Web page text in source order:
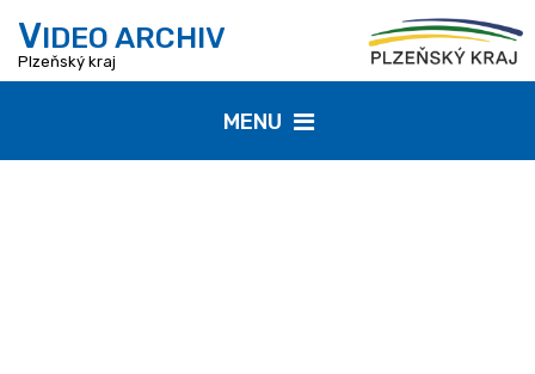
VIDEO ARCHIV
Plzeňský kraj
MENU